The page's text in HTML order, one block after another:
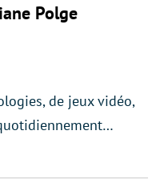
Polge
de jeux vidéo,